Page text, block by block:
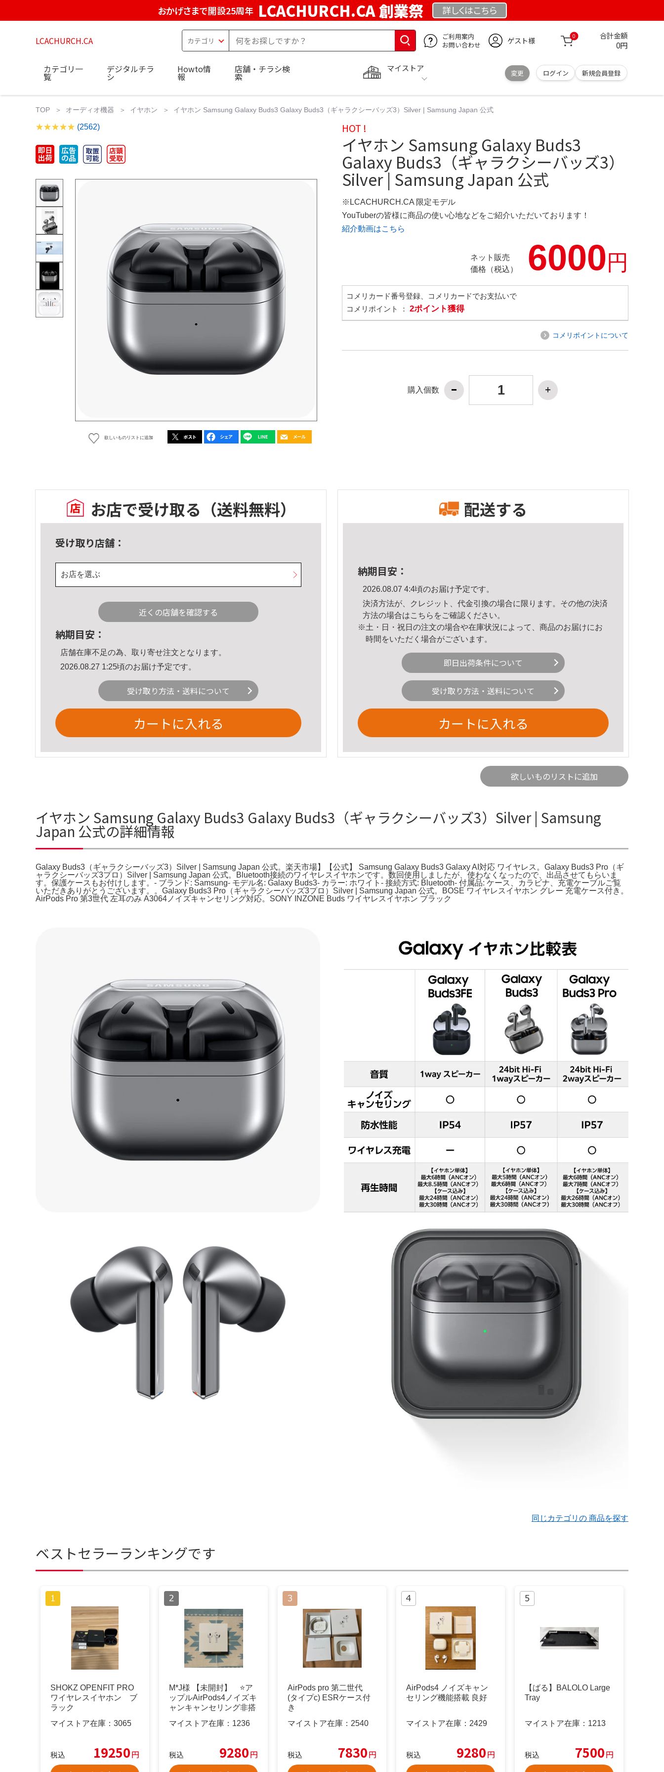
おかげさまで開設25周年 LCACHURCH.CA 創業祭 詳しくはこちら
LCACHURCH.CA
ご利用案内
お問い合わせ
ゲスト様 0 合計金額
0円
マイストア
変更 ログイン 新規会員登録
カテゴリ一
覧
デジタルチラ
シ
Howto情
報
店舗・チラシ検
索
TOP オーディオ機器 イヤホン イヤホン Samsung Galaxy Buds3 Galaxy Buds3（ギャラクシーバッズ3）Silver | Samsung Japan 公式
(2562)
欲しいものリストに追加
HOT !
イヤホン Samsung Galaxy Buds3
Galaxy Buds3（ギャラクシーバッズ3）
Silver | Samsung Japan 公式
※LCACHURCH.CA 限定モデル
YouTuberの皆様に商品の使い心地などをご紹介いただいております！
紹介動画はこちら
ネット販売
価格（税込）
6000円
コメリカード番号登録、コメリカードでお支払いで
コメリポイント ： 2ポイント獲得
コメリポイントについて
購入個数
お店で受け取る （送料無料）
受け取り店舗：
お店を選ぶ
近くの店舗を確認する
納期目安：
店舗在庫不足の為、取り寄せ注文となります。
2026.08.27 1:25頃のお届け予定です。
受け取り方法・送料について
カートに入れる
配送する
納期目安：
2026.08.07 4:4頃のお届け予定です。
決済方法が、クレジット、代金引換の場合に限ります。その他の決済
方法の場合はこちら をご確認ください。
※土・日・祝日の注文の場合や在庫状況によって、商品のお届けにお
時間をいただく場合がございます。
即日出荷条件について
受け取り方法・送料について
カートに入れる
欲しいものリストに追加
イヤホン Samsung Galaxy Buds3 Galaxy Buds3（ギャラクシーバッズ3）Silver | Samsung
Japan 公式の詳細情報
Galaxy Buds3（ギャラクシーバッズ3）Silver | Samsung Japan 公式。楽天市場】【公式】 Samsung Galaxy Buds3 Galaxy AI対応 ワイヤレス。Galaxy Buds3 Pro（ギ
ャラクシーバッズ3プロ）Silver | Samsung Japan 公式。Bluetooth接続のワイヤレスイヤホンです。数回使用しましたが、使わなくなったので、出品させてもらいま
す。保護ケースもお付けします。- ブランド: Samsung- モデル名: Galaxy Buds3- カラー: ホワイト- 接続方式: Bluetooth- 付属品: ケース、カラビナ、充電ケーブルご覧
いただきありがとうございます。。Galaxy Buds3 Pro（ギャラクシーバッズ3プロ）Silver | Samsung Japan 公式。BOSE ワイヤレスイヤホン グレー 充電ケース付き。
AirPods Pro 第3世代 左耳のみ A3064ノイズキャンセリング対応。SONY INZONE Buds ワイヤレスイヤホン ブラック
同じカテゴリの 商品を探す
ベストセラーランキングです
SHOKZ OPENFIT PRO
ワイヤレスイヤホン ブ
ラック
マイストア在庫： 3065
税込 19250円
M*J様 【未開封】 ⭐️ア
ップルAirPods4ノイズキ
ャンキャンセリング非搭
マイストア在庫： 1236
税込 9280円
AirPods pro 第二世代
(タイプc) ESRケース付
き
マイストア在庫： 2540
税込 7830円
AirPods4 ノイズキャン
セリング機能搭載 良好
マイストア在庫： 2429
税込 9280円
【ばる】BALOLO Large
Tray
マイストア在庫： 1213
税込 7500円